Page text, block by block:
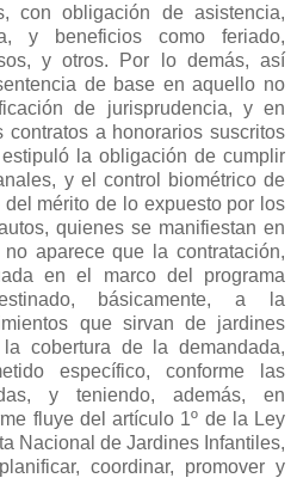
con obligación de asistencia,
y beneficios como feriado,
y otros. Por lo demás, así
de base en aquello no
de jurisprudencia, y en
a honorarios suscritos
la obligación de cumplir
y el control biométrico de
mérito de lo expuesto por los
quienes se manifiestan en
aparece que la contratación,
en el marco del programa
básicamente, a la
que sirvan de jardines
cobertura de la demandada,
específico, conforme las
y teniendo, además, en
fluye del artículo 1º de la Ley
Nacional de Jardines Infantiles,
coordinar, promover y